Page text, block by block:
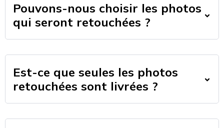
Pouvons-nous choisir les photos
qui seront retouchées ?
Est-ce que seules les photos
retouchées sont livrées ?